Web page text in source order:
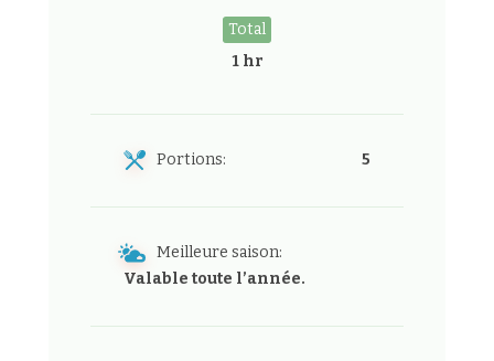
Total
1 hr
Portions: 5
Meilleure saison:
Valable toute l’année.